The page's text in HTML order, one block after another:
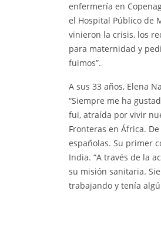
enfermería en
el Hospital Público de
vinieron la crisis, los
para maternidad y
fuimos”.
A sus 33 años, Elena
“Siempre me ha
fui, atraída por vivir
Fronteras en África.
españolas. Su primer
India. “A través de la
su misión sanitaria.
trabajando y tenía